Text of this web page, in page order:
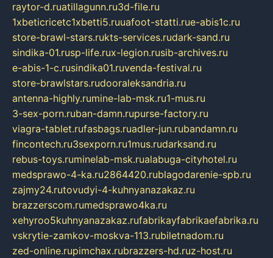
raytor-d.ruatillagunn.ru3d-file.ru
1xbeticricetc1xbetti5.ruuafoot-statti.rue-abis1c.ru
store-brawl-stars.rukts-services.rudark-sand.ru
sindika-01.rusp-life.rux-legion.rusib-archives.ru
e-abis-1-c.rusindika01.ruvenda-festival.ru
store-brawlstars.rudooraleksandria.ru
antenna-highly.rumine-lab-msk.ru1-mus.ru
3-sex-porn.ruban-damn.rupurse-factory.ru
viagra-tablet.rufasbags.ruadler-jun.rubandamn.ru
fincontech.ru3sexporn.ru1mus.rudarksand.ru
rebus-toys.ruminelab-msk.rualabuga-cityhotel.ru
medsprawo-4-ka.ru2864420.rublagodarenie-spb.ru
zajmy24.rutovudyi-4-kuhnyanazakaz.ru
brazzerscom.rumedsprawo4ka.ru
xehyroo5kuhnyanazakaz.rufabrikayfabrikaefabrika.ru
vskrytie-zamkov-moskva-113.rubiletnadom.ru
zed-online.rupimchax.rubrazzers-hd.ruz-host.ru